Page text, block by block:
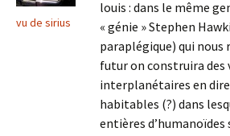
vu de sirius
louis : dans le même
« génie » Stephen
paraplégique) qui nous
futur on construira des
interplanétaires en
habitables (?) dans
entières